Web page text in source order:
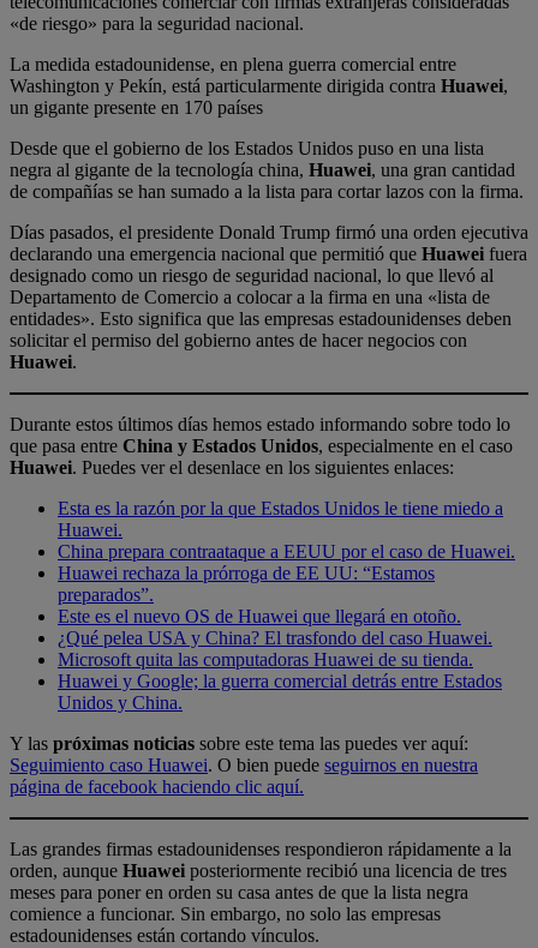
«de riesgo» para la seguridad nacional.
La medida estadounidense, en plena guerra comercial entre
Washington y Pekín, está particularmente dirigida contra Huawei,
un gigante presente en 170 países
Desde que el gobierno de los Estados Unidos puso en una lista
negra al gigante de la tecnología china, Huawei, una gran cantidad
de compañías se han sumado a la lista para cortar lazos con la firma.
Días pasados, el presidente Donald Trump firmó una orden ejecutiva
declarando una emergencia nacional que permitió que Huawei fuera
designado como un riesgo de seguridad nacional, lo que llevó al
Departamento de Comercio a colocar a la firma en una «lista de
entidades». Esto significa que las empresas estadounidenses deben
solicitar el permiso del gobierno antes de hacer negocios con
Huawei.
Durante estos últimos días hemos estado informando sobre todo lo
que pasa entre China y Estados Unidos, especialmente en el caso
Huawei. Puedes ver el desenlace en los siguientes enlaces:
Esta es la razón por la que Estados Unidos le tiene miedo a
Huawei.
China prepara contraataque a EEUU por el caso de Huawei.
Huawei rechaza la prórroga de EE UU: “Estamos
preparados”.
Este es el nuevo OS de Huawei que llegará en otoño.
¿Qué pelea USA y China? El trasfondo del caso Huawei.
Microsoft quita las computadoras Huawei de su tienda.
Huawei y Google; la guerra comercial detrás entre Estados
Unidos y China.
Y las próximas noticias sobre este tema las puedes ver aquí:
Seguimiento caso Huawei. O bien puede seguirnos en nuestra
página de facebook haciendo clic aquí.
Las grandes firmas estadounidenses respondieron rápidamente a la
orden, aunque Huawei posteriormente recibió una licencia de tres
meses para poner en orden su casa antes de que la lista negra
comience a funcionar. Sin embargo, no solo las empresas
estadounidenses están cortando vínculos.